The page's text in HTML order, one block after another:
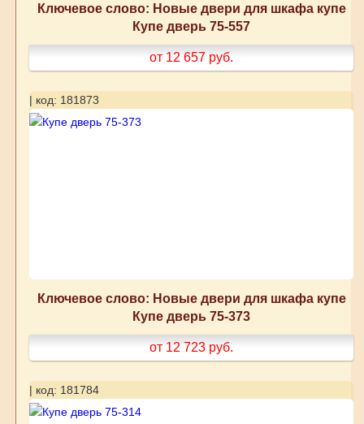
Ключевое слово: Новые двери для шкафа купе
Купе дверь 75-557
от 12 657 руб.
| код: 181873
Ключевое слово: Новые двери для шкафа купе
Купе дверь 75-373
от 12 723 руб.
| код: 181784